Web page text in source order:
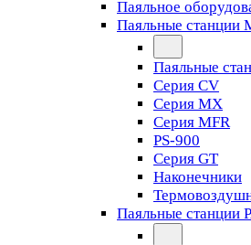
Паяльное
Паяльные станции
Паяльные
Серия CV
Серия MX
Серия MFR
PS-900
Серия GT
Наконечники
Паяльные станции